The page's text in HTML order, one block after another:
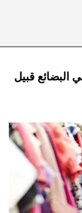
البضائع قبيل